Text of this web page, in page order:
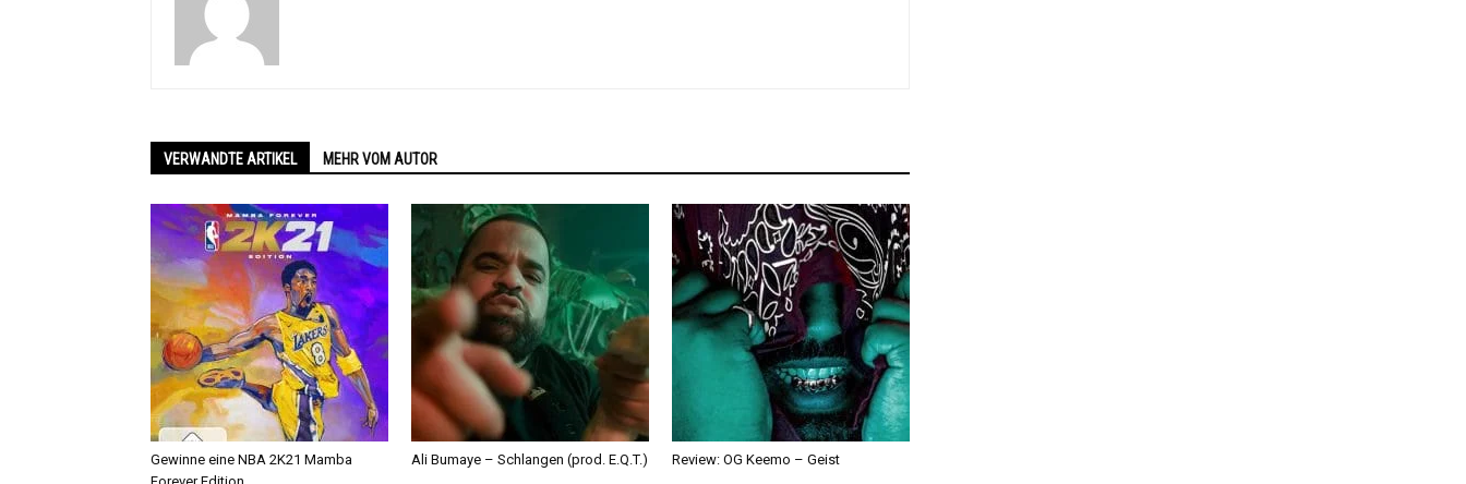
VERWANDTE ARTIKEL MEHR VOM AUTOR
Gewinne eine NBA 2K21 Mamba
Ali Bumaye – Schlangen (prod. E.Q.T.) Review: OG Keemo – Geist